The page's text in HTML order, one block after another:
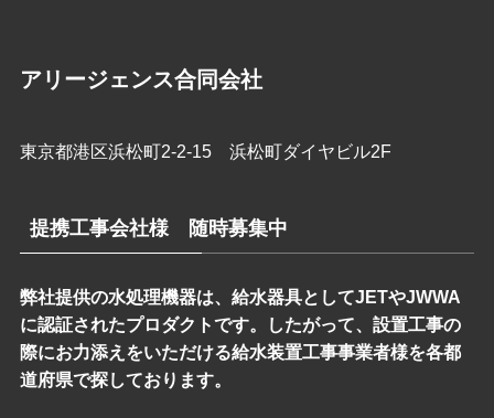
アリージェンス合同会社
東京都港区浜松町2-2-15 浜松町ダイヤビル2F
提携工事会社様 随時募集中
弊社提供の水処理機器は、給水器具としてJETやJWWA
に認証されたプロダクトです。したがって、設置工事の
際にお力添えをいただける給水装置工事事業者様を各都
道府県で探しております。